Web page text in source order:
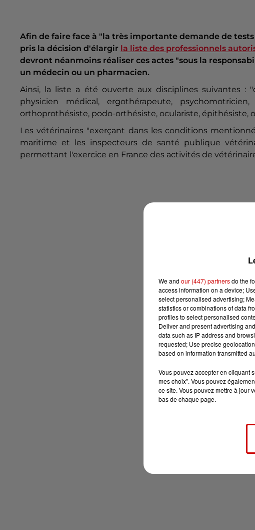
Afin de faire face à "la très importante demande de
pris la décision d'élargir la liste des professionnels
devront néanmoins réaliser ces actes "sous la
un médecin ou un pharmacien.
Ainsi, la liste a été ouverte aux disciplines suivantes :
physicien médical, ergothérapeute,
orthoprothésiste, podo-orthésiste, oculariste, épithésiste,
Les vétérinaires "exerçant dans les conditions
maritime et les inspecteurs de santé publique
permettant l'exercice en France des activités de
We and our (447) partnersdo the
access information on a device;
select personalised advertising;
statistics or combinations of data
profiles to select personalised
Deliver and present advertising
data such as IP address and
requested; Use precise
based on information transmitted
Vous pouvez accepter en cliquant
mes choix". Vous pouvez
ce site. Vous pouvez mettre à jour
bas de chaque page.